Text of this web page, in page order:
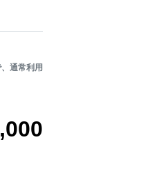
通常利用